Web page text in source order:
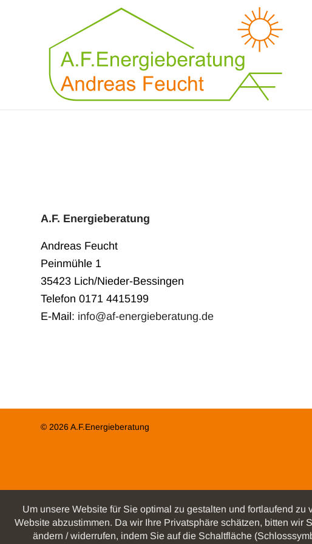
A.F. Energieberatung
Andreas Feucht
Peinmühle 1
35423 Lich/Nieder-Bessingen
Telefon 0171 4415199
E-Mail: info@af-energieberatung.de
© 2026 A.F.Energieberatung
Um unsere Website für Sie optimal zu gestalten und fortlaufend
Website abzustimmen. Da wir Ihre Privatsphäre schätzen, bitten
ändern / widerrufen, indem Sie auf die Schaltfläche